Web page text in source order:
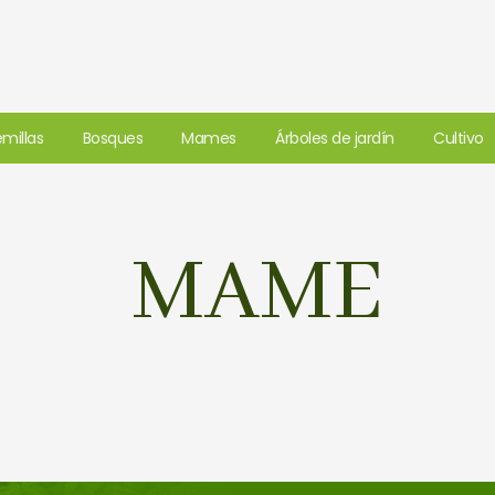
Bosques Mames Árboles de jardín Cultivo
MAME